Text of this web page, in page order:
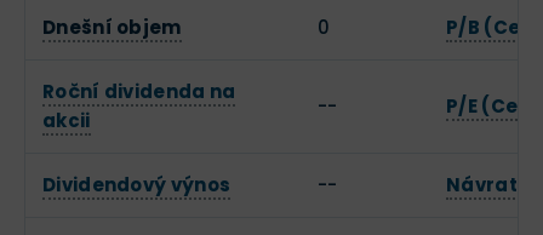
Dnešní objem 0 P/B
Roční dividenda na
akcii
-- P/E
Dividendový výnos --